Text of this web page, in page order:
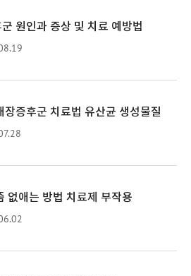
원인과 증상 및 치료 예방법
장증후군 치료법 유산균 생성물질
없애는 방법 치료제 부작용